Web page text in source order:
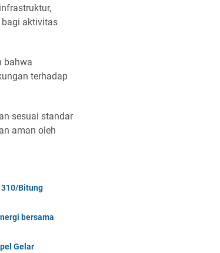
aktivitas
bahwa
terhadap
sesuai standar
aman oleh
Bitung
bersama
Gelar